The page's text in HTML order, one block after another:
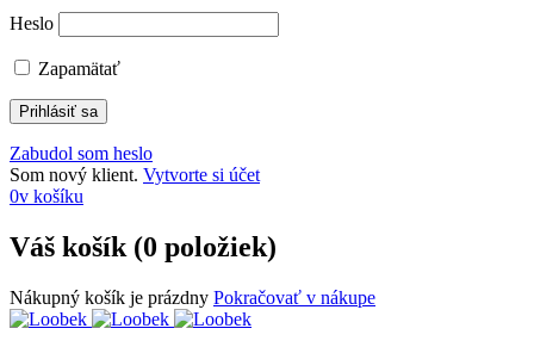
Heslo
Zapamätať
Zabudol som heslo
Som nový klient. Vytvorte si účet
0v košíku
Váš košík (0 položiek)
Nákupný košík je prázdny Pokračovať v nákupe